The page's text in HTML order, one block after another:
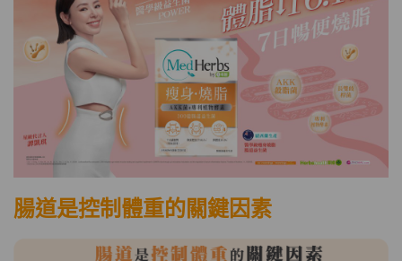
腸道是控制體重的關鍵因素